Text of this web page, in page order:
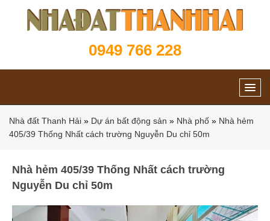
0949 766 228
Nhà đất Thanh Hải » Dự án bất động sản » Nhà phố » Nhà hẻm
405/39 Thống Nhất cách trường Nguyễn Du chỉ 50m
Nhà hẻm 405/39 Thống Nhất cách trường
Nguyễn Du chỉ 50m